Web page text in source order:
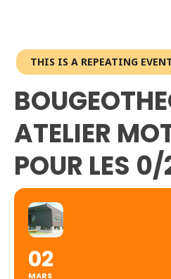
THIS IS A REPEATING
ATELIER
POUR LES
02
MARS